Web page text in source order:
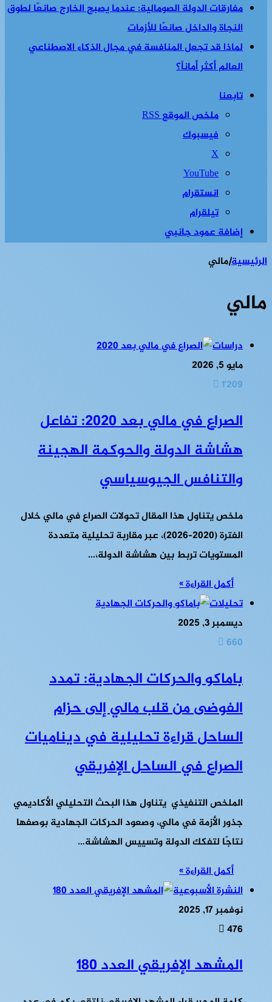
مفارقات الدولة الصومالية: عندما يصبح الخارج صانعًا لطوق
النجاة والداخل صانعًا للأزمات
لماذا قد تجعل المنافسة في مجال الذكاء الاصطناعي
العالم أكثر أماناً؟
تابعنا
ملخص الموقع RSS
فيسبوك
‫X
‫YouTube
انستقرام
تيلقرام
إضافة عمود جانبي
الرئيسية|مالي
مالي
دراسات
مايو 5, 2026
1٬209
الصراع في مالي بعد 2020: تفاعل
هشاشة الدولة والحوكمة الهجينة
والتنافس الجيوسياسي
ملخص يتناول هذا المقال تحولات الصراع في مالي خلال
الفترة (2020–2026)، عبر مقاربة تحليلية متعددة
المستويات تربط بين هشاشة الدولة،…
أكمل القراءة »
تحليلات
ديسمبر 3, 2025
660
باماكو والحركات الجهادية: تمدد
الفوضى من قلب مالي إلى حزام
الساحل قراءة تحليلية في ديناميات
الصراع في الساحل الإفريقي
الملخص التنفيذي يتناول هذا البحث التحليلي الأكاديمي
جذور الأزمة في مالي، وصعود الحركات الجهادية بوصفها
نتاجًا لتفكك الدولة وتسييس الهشاشة…
أكمل القراءة »
النشرة الأسبوعية
نوفمبر 17, 2025
476
المشهد الإفريقي العدد 180